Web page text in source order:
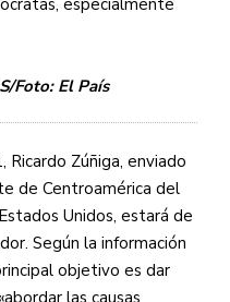
especialmente
Foto: El País
Zúñiga, enviado
de Centroamérica del
Unidos, estará de
Según la información
objetivo es dar
las causas